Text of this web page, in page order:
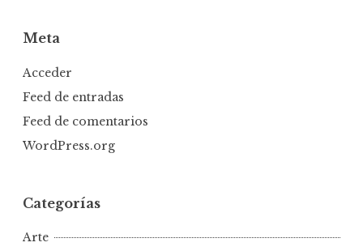
Meta
Acceder
Feed de entradas
Feed de comentarios
WordPress.org
Categorías
Arte